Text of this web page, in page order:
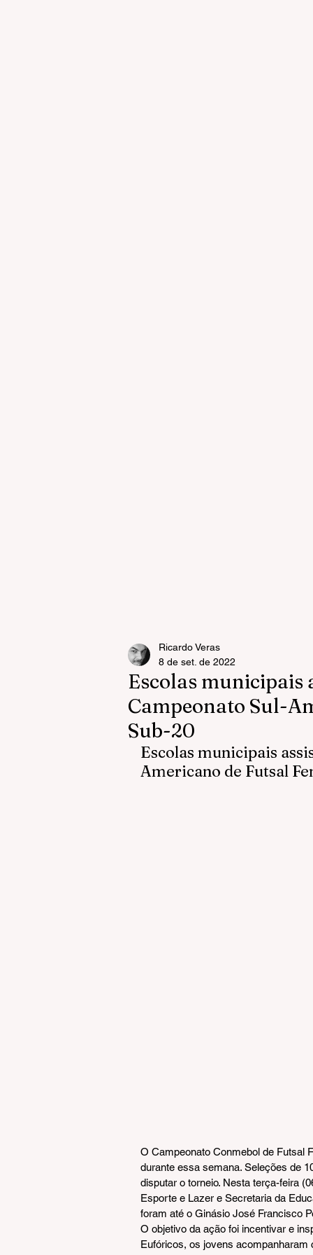
Escolas municipais
Campeonato Sul-
Sub-20
Ricardo Veras
8 de set. de 2022
Escolas municipais
Americano de Futsal
O Campeonato Conmebol de Futsal
durante essa semana. Seleções de
disputar o torneio. Nesta terça-feira
Esporte e Lazer e Secretaria da
foram até o Ginásio José Francisco
O objetivo da ação foi incentivar e
Eufóricos, os jovens